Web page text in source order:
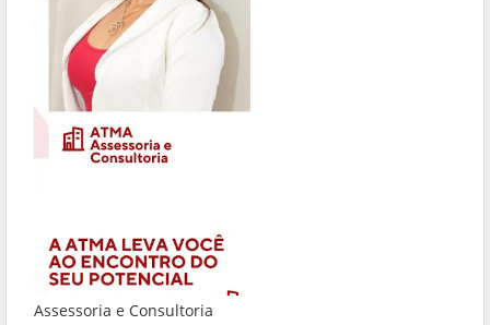
Assessoria e Consultoria